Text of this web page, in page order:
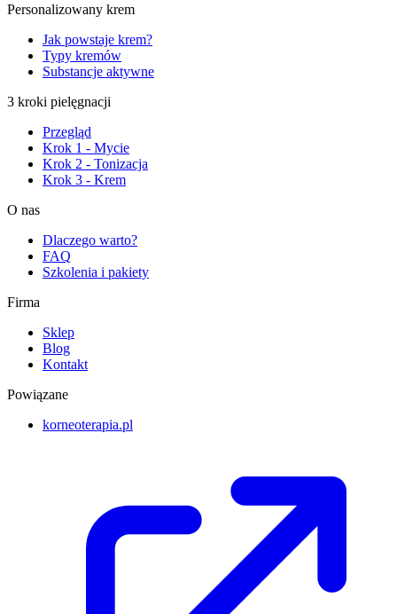
Personalizowany krem
Jak powstaje krem?
Typy kremów
Substancje aktywne
3 kroki pielęgnacji
Przegląd
Krok 1 - Mycie
Krok 2 - Tonizacja
Krok 3 - Krem
O nas
Dlaczego warto?
FAQ
Szkolenia i pakiety
Firma
Sklep
Blog
Kontakt
Powiązane
korneoterapia.pl